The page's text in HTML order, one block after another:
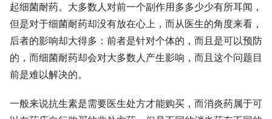
起细菌耐药。大多数人对前一个副作用多多少少有所耳闻，
但是对于细菌耐药却没有放在心上，而从医生的角度来看，
后者的影响却大得多：前者是针对个体的，而且是可以预防
的，而细菌耐药却会对大多数人产生影响，而且这个问题目
前是难以解决的。
一般来说抗生素是需要医生处方才能购买，而消炎药属于可